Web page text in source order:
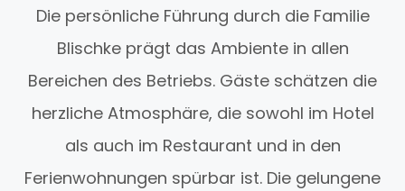
Die persönliche Führung durch die Familie
Blischke prägt das Ambiente in allen
Bereichen des Betriebs. Gäste schätzen die
herzliche Atmosphäre, die sowohl im Hotel
als auch im Restaurant und in den
Ferienwohnungen spürbar ist. Die gelungene